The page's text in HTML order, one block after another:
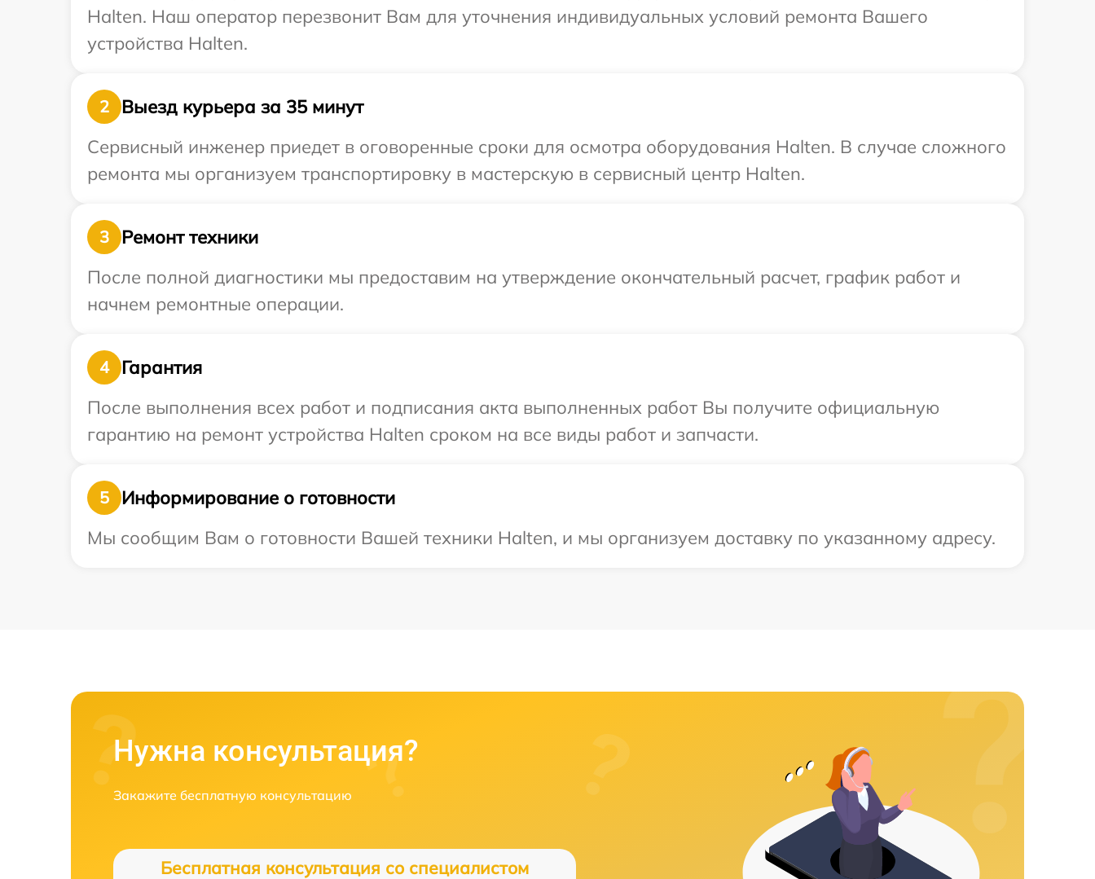
Halten. Наш оператор перезвонит Вам для уточнения индивидуальных условий ремонта Вашего
устройства Halten.
2
Выезд курьера за 35 минут
Сервисный инженер приедет в оговоренные сроки для осмотра оборудования Halten. В случае сложного
ремонта мы организуем транспортировку в мастерскую в сервисный центр Halten.
3
Ремонт техники
После полной диагностики мы предоставим на утверждение окончательный расчет, график работ и
начнем ремонтные операции.
4
Гарантия
После выполнения всех работ и подписания акта выполненных работ Вы получите официальную
гарантию на ремонт устройства Halten сроком на все виды работ и запчасти.
5
Информирование о готовности
Мы сообщим Вам о готовности Вашей техники Halten, и мы организуем доставку по указанному адресу.
Нужна консультация?
Закажите бесплатную консультацию
Бесплатная консультация со специалистом